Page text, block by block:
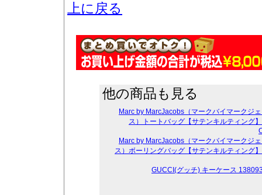
上に戻る
他の商品も見る
Marc by MarcJacobs（マークバイマークジ
ス）トートバッグ【サテンキルティング
Marc by MarcJacobs（マークバイマークジ
ス）ボーリングバッグ【サテンキルティング
GUCCI(グッチ) キーケース